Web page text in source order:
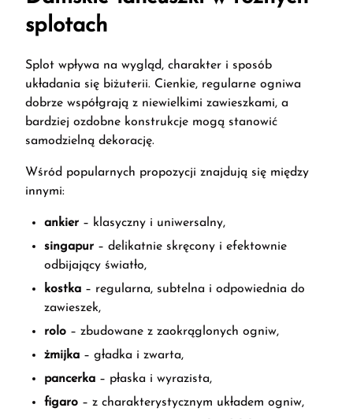
splotach
Splot wpływa na wygląd, charakter i sposób
układania się biżuterii. Cienkie, regularne ogniwa
dobrze współgrają z niewielkimi zawieszkami, a
bardziej ozdobne konstrukcje mogą stanowić
samodzielną dekorację.
Wśród popularnych propozycji znajdują się między
innymi:
ankier – klasyczny i uniwersalny,
singapur – delikatnie skręcony i efektownie
odbijający światło,
kostka – regularna, subtelna i odpowiednia do
zawieszek,
rolo – zbudowane z zaokrąglonych ogniw,
żmijka – gładka i zwarta,
pancerka – płaska i wyrazista,
figaro – z charakterystycznym układem ogniw,